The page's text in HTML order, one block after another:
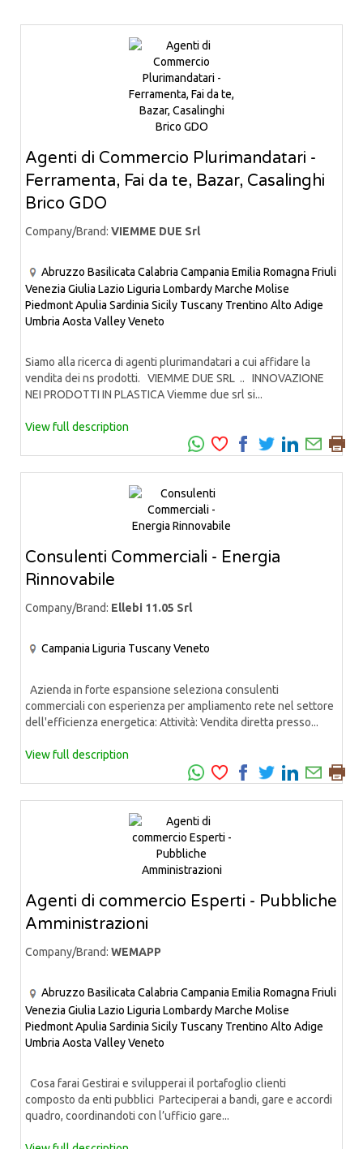
Agenti di Commercio Plurimandatari -
Ferramenta, Fai da te, Bazar, Casalinghi
Brico GDO
Company/Brand: VIEMME DUE Srl
Abruzzo Basilicata Calabria Campania Emilia Romagna Friuli
Venezia Giulia Lazio Liguria LombardyMarche Molise
PiedmontApulia Sardinia Sicily Tuscany Trentino Alto Adige
Umbria Aosta ValleyVeneto
Siamo alla ricerca di agenti plurimandatari a cui affidare la
vendita dei ns prodotti. VIEMME DUE SRL .. INNOVAZIONE
NEI PRODOTTI IN PLASTICA Viemme due srl si...
View full description
Consulenti Commerciali - Energia
Rinnovabile
Company/Brand: Ellebi 11.05 Srl
Campania Liguria TuscanyVeneto
Azienda in forte espansione seleziona consulenti
commerciali con esperienza per ampliamento rete nel settore
dell'efficienza energetica: Attività: Vendita diretta presso...
View full description
Agenti di commercio Esperti - Pubbliche
Amministrazioni
Company/Brand: WEMAPP
Abruzzo Basilicata Calabria Campania Emilia Romagna Friuli
Venezia Giulia Lazio Liguria LombardyMarche Molise
PiedmontApulia Sardinia Sicily Tuscany Trentino Alto Adige
Umbria Aosta ValleyVeneto
Cosa farai Gestirai e svilupperai il portafoglio clienti
composto da enti pubblici Parteciperai a bandi, gare e accordi
quadro, coordinandoti con l’ufficio gare...